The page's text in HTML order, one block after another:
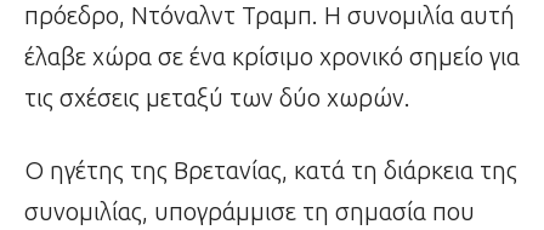
πρόεδρο, Ντόναλντ Τραμπ. Η συνομιλία αυτή
έλαβε χώρα σε ένα κρίσιμο χρονικό σημείο για
τις σχέσεις μεταξύ των δύο χωρών.
Ο ηγέτης της Βρετανίας, κατά τη διάρκεια της
συνομιλίας, υπογράμμισε τη σημασία που